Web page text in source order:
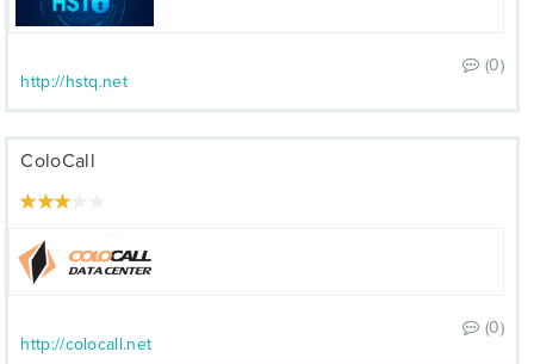
(0)
http://hstq.net
ColoCall
(0)
http://colocall.net